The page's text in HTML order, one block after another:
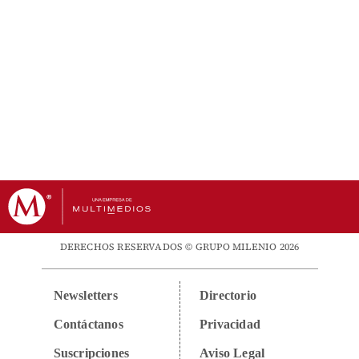
DERECHOS RESERVADOS © GRUPO MILENIO 2026
Newsletters
Contáctanos
Suscripciones
Directorio
Privacidad
Aviso Legal